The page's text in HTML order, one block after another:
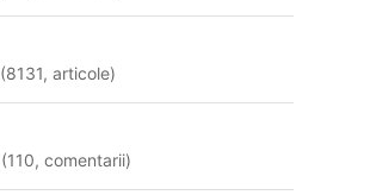
(8131,articole)
(110,comentarii)